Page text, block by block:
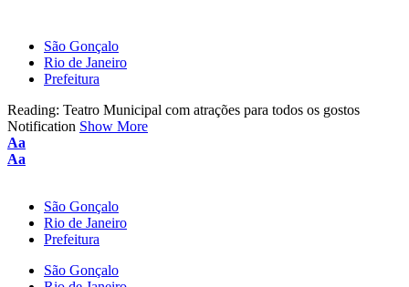
São Gonçalo
Rio de Janeiro
Prefeitura
Reading: Teatro Municipal com atrações para todos os gostos
Notification Show More
Font
Resizer
Aa
Font
Aa
São Gonçalo
Rio de Janeiro
Prefeitura
São Gonçalo